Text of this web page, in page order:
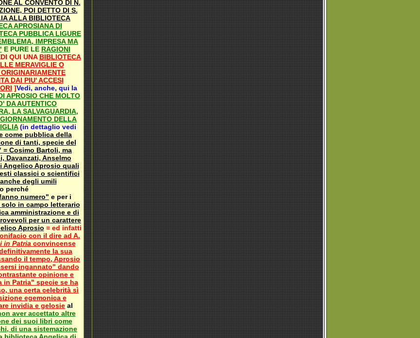
AL CONVENTO DI N.
POI DETTO DI S.
ALLA BIBLIOTECA
APROSIANA DI
PUBBLICA LIGURE
IMPRESA MA
E PURE LE RAGIONI
QUI UNA BIBLIOTECA
MERAVIGLIE O
DAI PIU' ACCESI
]Vedi, anche, qui la
APROSIO CHE MOLTO
DA AUTENTICO
LA SALVAGUARDIA,
DELLA
(in dettaglio vedi
come pubblica della
di tanti, specie del
Cosimo Bartoli, ma
Davanzati, Anselmo
Angelico Aprosio quali
classici o scientifici
degli umili
perché
numero" e per i
in campo letterario
amministrazione e di
per un carattere
Aprosio = ed infatti
con il dire ad A.
in Patria convincense
la sua
il tempo, Aprosio
ingannato" dando
opinione e
in Patria" specie se ha
una certa celebrità sì
egemonica e
invidia e gelosie al
aver accettato altre
dei suoi libri come
di una sistemazione